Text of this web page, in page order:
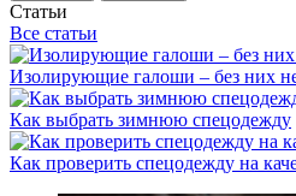
Статьи
Все статьи
Изолирующие галоши – без них
Как выбрать зимнюю спецодежду
Как проверить спецодежду на